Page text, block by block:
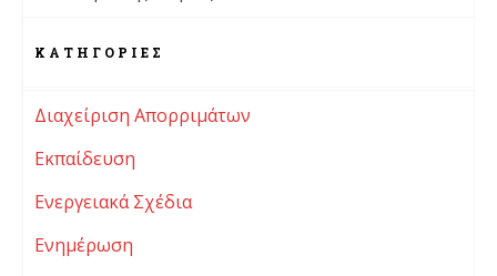
KΑΤΗΓΟΡΊΕΣ
Διαχείριση Απορριμάτων
Εκπαίδευση
Ενεργειακά Σχέδια
Ενημέρωση